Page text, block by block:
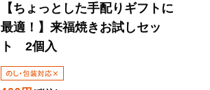
【ちょっとした手配りギフトに
最適！】来福焼きお試しセッ
ト 2個入